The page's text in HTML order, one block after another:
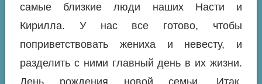
самые близкие люди наших Насти и
Кирилла. У нас все готово, чтобы
поприветствовать жениха и невесту, и
разделить с ними главный день в их жизни.
День рождения новой семьи. Итак,